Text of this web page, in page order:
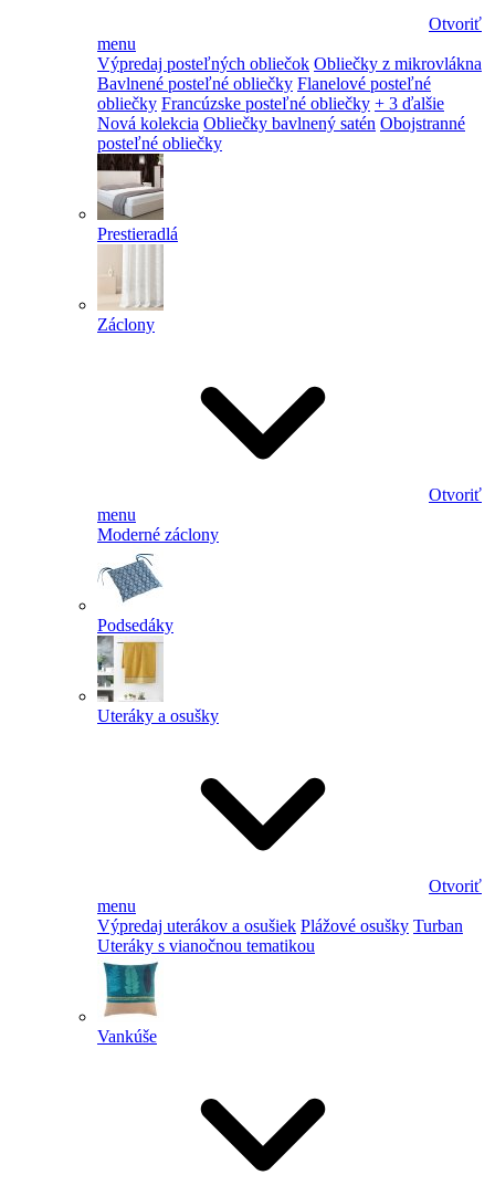
Otvoriť
menu
Výpredaj posteľných obliečok Obliečky z mikrovlákna
Bavlnené posteľné obliečky Flanelové posteľné
obliečky Francúzske posteľné obliečky + 3 ďalšie
Nová kolekcia Obliečky bavlnený satén Obojstranné
posteľné obliečky
Prestieradlá
Záclony
Otvoriť
menu
Moderné záclony
Podsedáky
Uteráky a osušky
Otvoriť
menu
Výpredaj uterákov a osušiek Plážové osušky Turban
Uteráky s vianočnou tematikou
Vankúše